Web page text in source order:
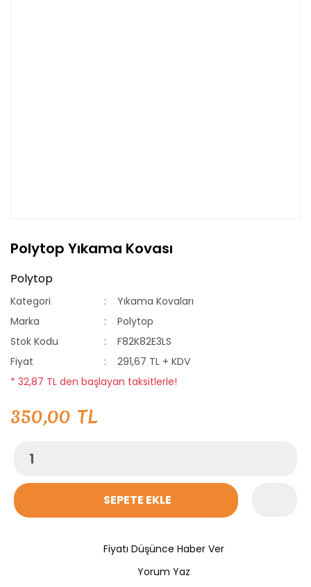
Polytop Yıkama Kovası
Polytop
Kategori
Yıkama Kovaları
Marka
Polytop
Stok Kodu
F82K82E3LS
Fiyat
291,67 TL + KDV
* 32,87 TL den başlayan taksitlerle!
350,00 TL
SEPETE EKLE
Fiyatı Düşünce Haber Ver
Yorum Yaz